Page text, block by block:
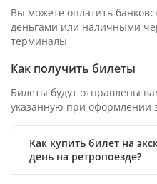
Вы можете оплатить
деньгами или наличными
терминалы
Как получить билеты
Билеты будут отправлены
указанную при оформлении
Как купить билет на
день на ретропоезде?